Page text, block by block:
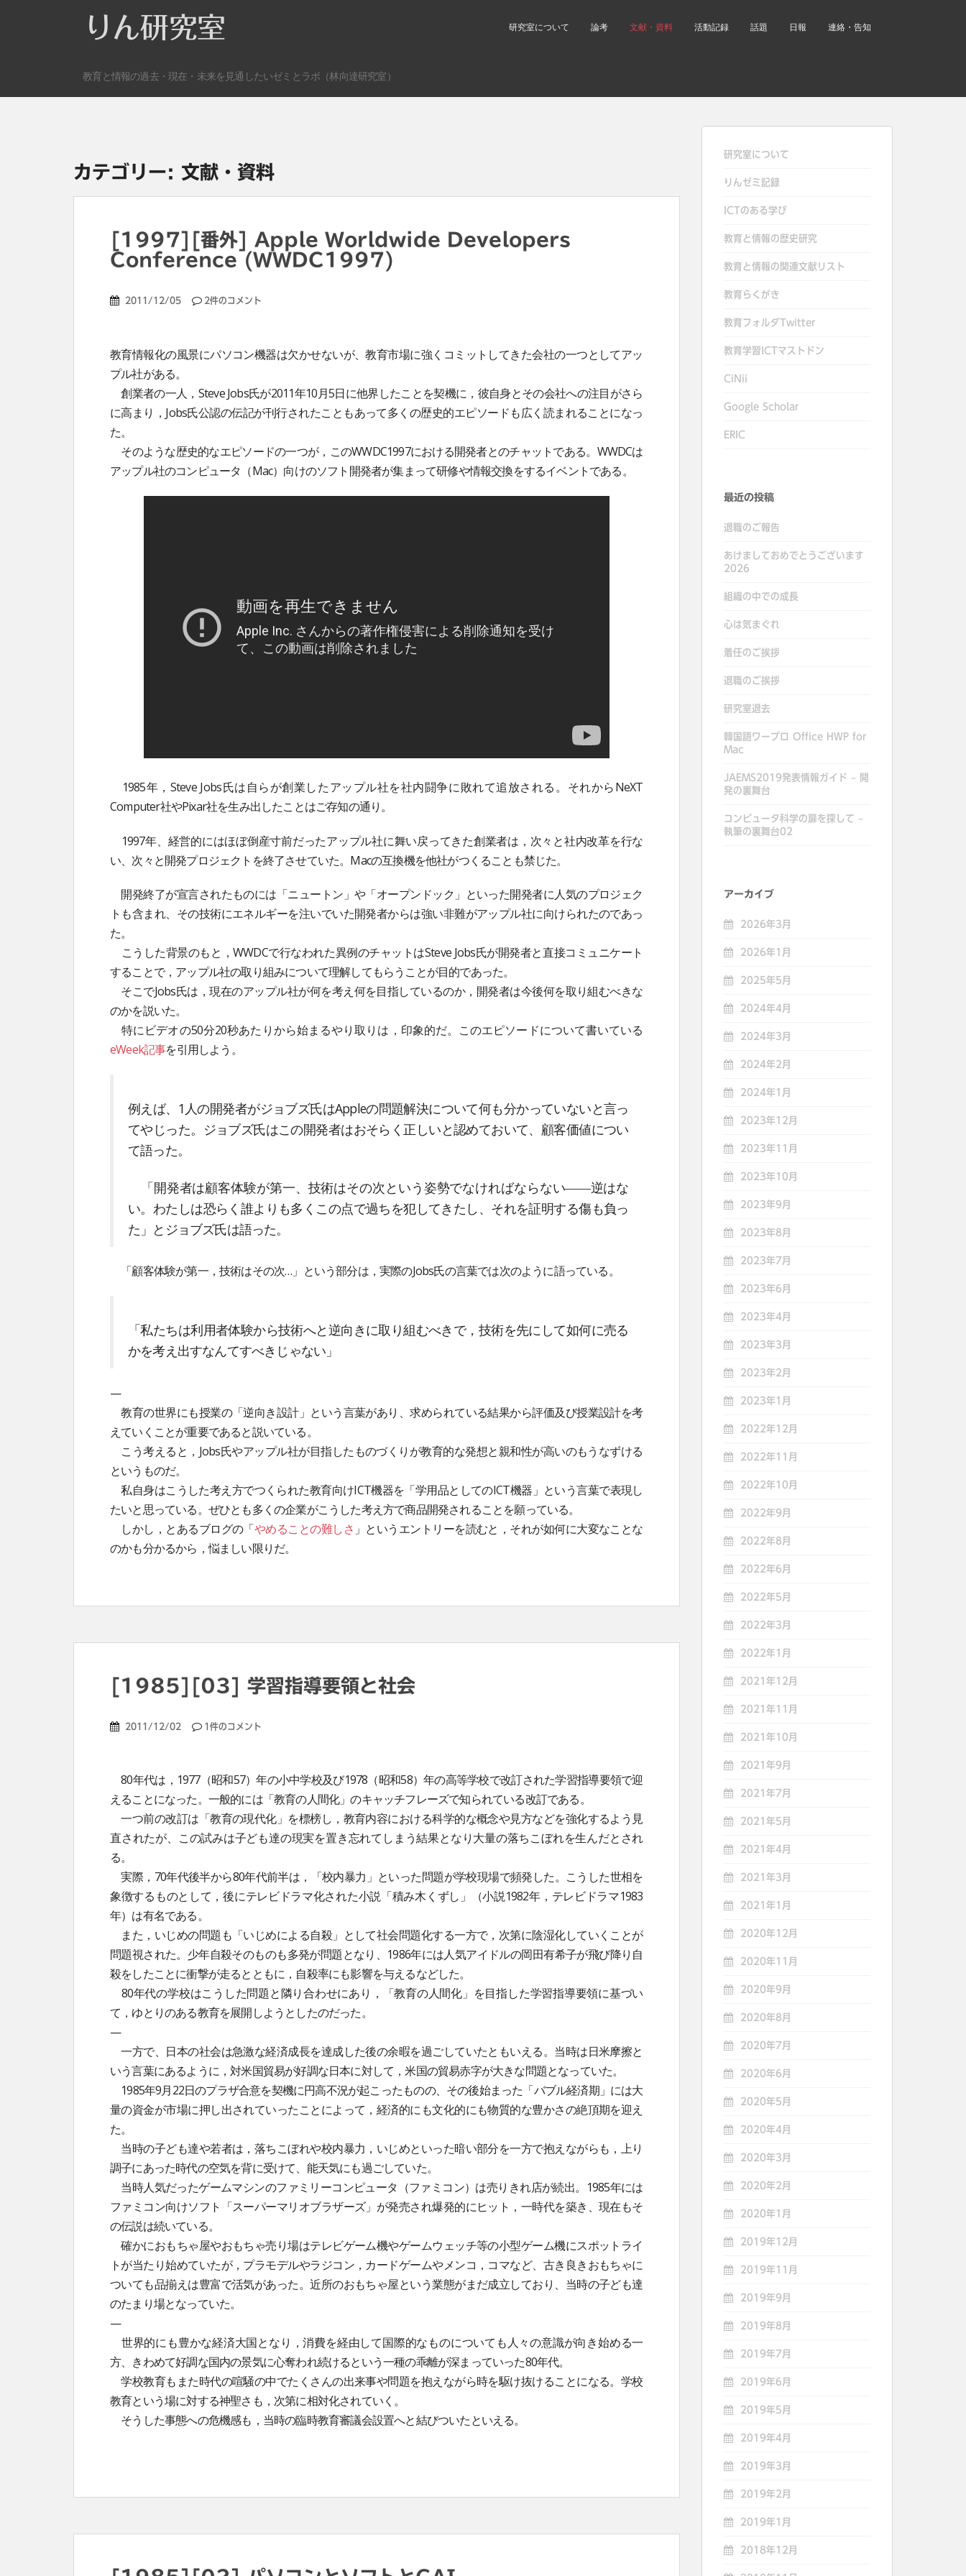
りん研究室 研究室について 論考 文献・資料 活動記録 話題 日報 連絡・告知
教育と情報の過去・現在・未来を見通したいゼミとラボ（林向達研究室）
カテゴリー: 文献・資料
[1997][番外] Apple Worldwide Developers
Conference (WWDC1997)
2011/12/05 2件のコメント
教育情報化の風景にパソコン機器は欠かせないが、教育市場に強くコミットしてきた会社の一つとしてアッ
プル社がある。
創業者の一人，Steve Jobs氏が2011年10月5日に他界したことを契機に，彼自身とその会社への注目がさら
に高まり，Jobs氏公認の伝記が刊行されたこともあって多くの歴史的エピソードも広く読まれることになっ
た。
そのような歴史的なエピソードの一つが，このWWDC1997における開発者とのチャットである。WWDCは
アップル社のコンピュータ（Mac）向けのソフト開発者が集まって研修や情報交換をするイベントである。
1985年，Steve Jobs氏は自らが創業したアップル社を社内闘争に敗れて追放される。それからNeXT
Computer社やPixar社を生み出したことはご存知の通り。
1997年、経営的にはほぼ倒産寸前だったアップル社に舞い戻ってきた創業者は，次々と社内改革を行な
い、次々と開発プロジェクトを終了させていた。Macの互換機を他社がつくることも禁じた。
開発終了が宣言されたものには「ニュートン」や「オープンドック」といった開発者に人気のプロジェク
トも含まれ、その技術にエネルギーを注いでいた開発者からは強い非難がアップル社に向けられたのであっ
た。
こうした背景のもと，WWDCで行なわれた異例のチャットはSteve Jobs氏が開発者と直接コミュニケート
することで，アップル社の取り組みについて理解してもらうことが目的であった。
そこでJobs氏は，現在のアップル社が何を考え何を目指しているのか，開発者は今後何を取り組むべきな
のかを説いた。
特にビデオの50分20秒あたりから始まるやり取りは，印象的だ。このエピソードについて書いている
eWeek記事を引用しよう。
例えば、1人の開発者がジョブズ氏はAppleの問題解決について何も分かっていないと言っ
てやじった。ジョブズ氏はこの開発者はおそらく正しいと認めておいて、顧客価値につい
て語った。
「開発者は顧客体験が第一、技術はその次という姿勢でなければならない――逆はな
い。わたしは恐らく誰よりも多くこの点で過ちを犯してきたし、それを証明する傷も負っ
た」とジョブズ氏は語った。
「顧客体験が第一，技術はその次…」という部分は，実際のJobs氏の言葉では次のように語っている。
「私たちは利用者体験から技術へと逆向きに取り組むべきで，技術を先にして如何に売る
かを考え出すなんてすべきじゃない」
—
教育の世界にも授業の「逆向き設計」という言葉があり、求められている結果から評価及び授業設計を考
えていくことが重要であると説いている。
こう考えると，Jobs氏やアップル社が目指したものづくりが教育的な発想と親和性が高いのもうなずける
というものだ。
私自身はこうした考え方でつくられた教育向けICT機器を「学用品としてのICT機器」という言葉で表現し
たいと思っている。ぜひとも多くの企業がこうした考え方で商品開発されることを願っている。
しかし，とあるブログの「やめることの難しさ 」というエントリーを読むと，それが如何に大変なことな
のかも分かるから，悩ましい限りだ。
[1985][03] 学習指導要領と社会
2011/12/02 1件のコメント
80年代は，1977（昭和57）年の小中学校及び1978（昭和58）年の高等学校で改訂された学習指導要領で迎
えることになった。一般的には「教育の人間化」のキャッチフレーズで知られている改訂である。
一つ前の改訂は「教育の現代化」を標榜し，教育内容における科学的な概念や見方などを強化するよう見
直されたが、この試みは子ども達の現実を置き忘れてしまう結果となり大量の落ちこぼれを生んだとされ
る。
実際，70年代後半から80年代前半は，「校内暴力」といった問題が学校現場で頻発した。こうした世相を
象徴するものとして，後にテレビドラマ化された小説「積み木くずし」（小説1982年，テレビドラマ1983
年）は有名である。
また，いじめの問題も「いじめによる自殺」として社会問題化する一方で，次第に陰湿化していくことが
問題視された。少年自殺そのものも多発が問題となり、1986年には人気アイドルの岡田有希子が飛び降り自
殺をしたことに衝撃が走るとともに，自殺率にも影響を与えるなどした。
80年代の学校はこうした問題と隣り合わせにあり，「教育の人間化」を目指した学習指導要領に基づい
て，ゆとりのある教育を展開しようとしたのだった。
—
一方で、日本の社会は急激な経済成長を達成した後の余暇を過ごしていたともいえる。当時は日米摩擦と
いう言葉にあるように，対米国貿易が好調な日本に対して，米国の貿易赤字が大きな問題となっていた。
1985年9月22日のプラザ合意を契機に円高不況が起こったものの、その後始まった「バブル経済期」には大
量の資金が市場に押し出されていったことによって，経済的にも文化的にも物質的な豊かさの絶頂期を迎え
た。
当時の子ども達や若者は，落ちこぼれや校内暴力，いじめといった暗い部分を一方で抱えながらも，上り
調子にあった時代の空気を背に受けて、能天気にも過ごしていた。
当時人気だったゲームマシンのファミリーコンピュータ（ファミコン）は売りきれ店が続出。1985年には
ファミコン向けソフト「スーパーマリオブラザーズ」が発売され爆発的にヒット，一時代を築き、現在もそ
の伝説は続いている。
確かにおもちゃ屋やおもちゃ売り場はテレビゲーム機やゲームウェッチ等の小型ゲーム機にスポットライ
トが当たり始めていたが，プラモデルやラジコン，カードゲームやメンコ，コマなど、古き良きおもちゃに
ついても品揃えは豊富で活気があった。近所のおもちゃ屋という業態がまだ成立しており、当時の子ども達
のたまり場となっていた。
—
世界的にも豊かな経済大国となり，消費を経由して国際的なものについても人々の意識が向き始める一
方、きわめて好調な国内の景気に心奪われ続けるという一種の乖離が深まっていった80年代。
学校教育もまた時代の喧騒の中でたくさんの出来事や問題を抱えながら時を駆け抜けることになる。学校
教育という場に対する神聖さも，次第に相対化されていく。
そうした事態への危機感も，当時の臨時教育審議会設置へと結びついたといえる。
研究室について
りんゼミ記録
ICTのある学び
教育と情報の歴史研究
教育と情報の関連文献リスト
教育らくがき
教育フォルダTwitter
教育学習ICTマストドン
CiNii
Google Scholar
ERIC
最近の投稿
退職のご報告
あけましておめでとうございます
2026
組織の中での成長
心は気まぐれ
着任のご挨拶
退職のご挨拶
研究室退去
韓国語ワープロ Office HWP for
Mac
JAEMS2019発表情報ガイド – 開
発の裏舞台
コンピュータ科学の扉を探して –
執筆の裏舞台02
アーカイブ
2026年3月
2026年1月
2025年5月
2024年4月
2024年3月
2024年2月
2024年1月
2023年12月
2023年11月
2023年10月
2023年9月
2023年8月
2023年7月
2023年6月
2023年4月
2023年3月
2023年2月
2023年1月
2022年12月
2022年11月
2022年10月
2022年9月
2022年8月
2022年6月
2022年5月
2022年3月
2022年1月
2021年12月
2021年11月
2021年10月
2021年9月
2021年7月
2021年5月
2021年4月
2021年3月
2021年1月
2020年12月
2020年11月
2020年9月
2020年8月
2020年7月
2020年6月
2020年5月
2020年4月
2020年3月
2020年2月
2020年1月
2019年12月
2019年11月
2019年9月
2019年8月
2019年7月
2019年6月
2019年5月
2019年4月
2019年3月
2019年2月
2019年1月
2018年12月